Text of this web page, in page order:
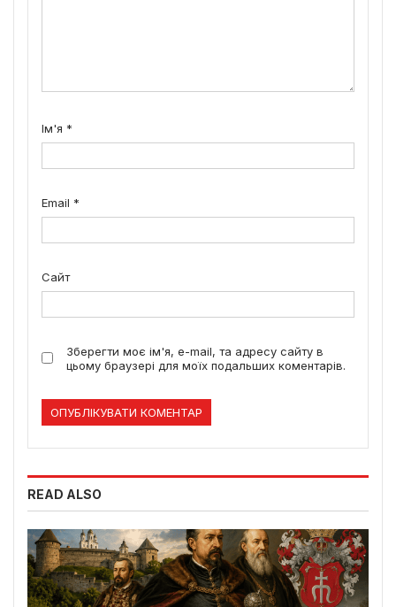
Ім'я *
Email *
Сайт
Зберегти моє ім'я, e-mail, та адресу сайту в
цьому браузері для моїх подальших коментарів.
READ ALSO